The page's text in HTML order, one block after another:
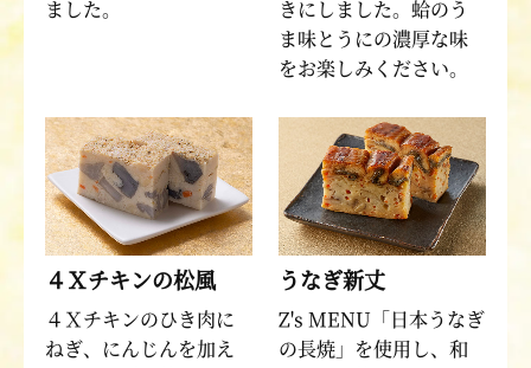
ました。
きにしました。蛤のう
ま味とうにの濃厚な味
をお楽しみください。
４Ｘチキンの松風
４Ｘチキンのひき肉に
ねぎ、にんじんを加え
うなぎ新丈
Z's MENU「日本うなぎ
の長焼」を使用し、和